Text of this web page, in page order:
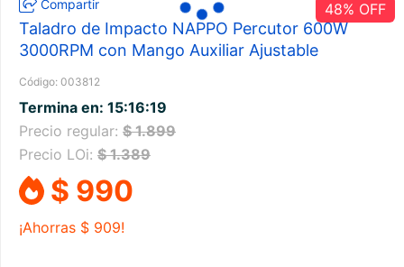
Compartir 48% OFF
Taladro de Impacto NAPPO Percutor 600W
3000RPM con Mango Auxiliar Ajustable
Código: 003812
Termina en: 15:16:18
Precio regular: $ 1.899
Precio LOi: $ 1.389
$ 990
¡Ahorras $ 909!